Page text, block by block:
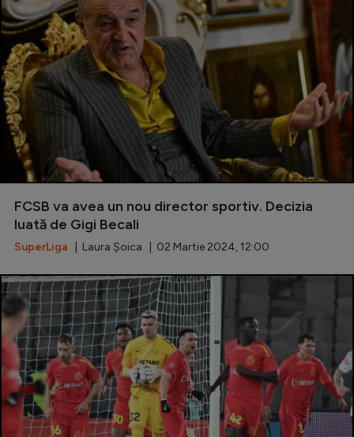
FCSB va avea un nou director sportiv. Decizia
luată de Gigi Becali
SuperLiga | Laura Șoica | 02 Martie 2024, 12:00